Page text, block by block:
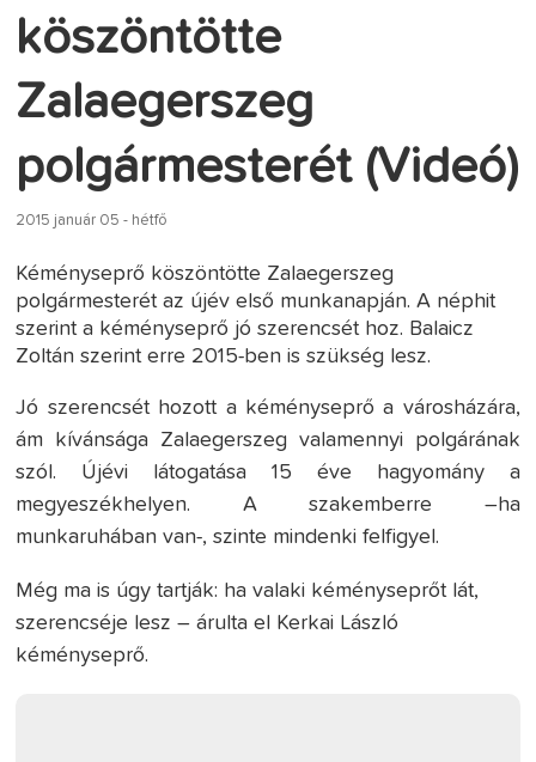
köszöntötte
Zalaegerszeg
polgármesterét (Videó)
2015 január 05 - hétfő
Kéményseprő köszöntötte Zalaegerszeg
polgármesterét az újév első munkanapján. A néphit
szerint a kéményseprő jó szerencsét hoz. Balaicz
Zoltán szerint erre 2015-ben is szükség lesz.
Jó szerencsét hozott a kéményseprő a városházára,
ám kívánsága Zalaegerszeg valamennyi polgárának
szól. Újévi látogatása 15 éve hagyomány a
megyeszékhelyen. A szakemberre –ha
munkaruhában van-, szinte mindenki felfigyel.
Még ma is úgy tartják: ha valaki kéményseprőt lát,
szerencséje lesz – árulta el Kerkai László
kéményseprő.